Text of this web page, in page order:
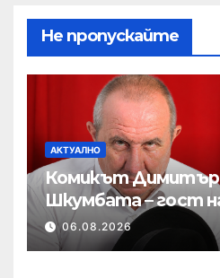
Не пропускайте
АКТУАЛНО
Комикът Димитър
Шкумбата – гост
06.08.2026